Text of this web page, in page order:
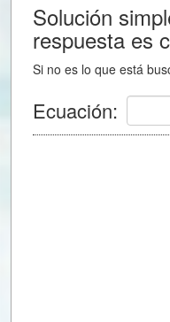
Solución
respuesta es
Si no es lo que está
Ecuación: